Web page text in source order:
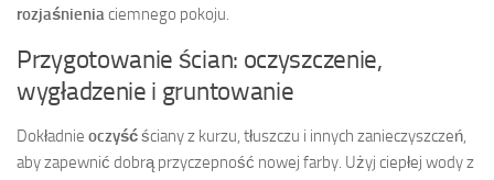
rozjaśnieniaciemnego pokoju.
Przygotowanie ścian: oczyszczenie,
wygładzenie i gruntowanie
Dokładnie oczyśćściany z kurzu, tłuszczu i innych zanieczyszczeń,
aby zapewnić dobrą przyczepność nowej farby. Użyj ciepłej wody z